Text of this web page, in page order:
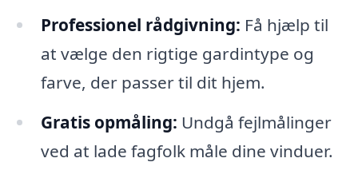
Professionel rådgivning: Få hjælp til
at vælge den rigtige gardintype og
farve, der passer til dit hjem.
Gratis opmåling: Undgå fejlmålinger
ved at lade fagfolk måle dine vinduer.